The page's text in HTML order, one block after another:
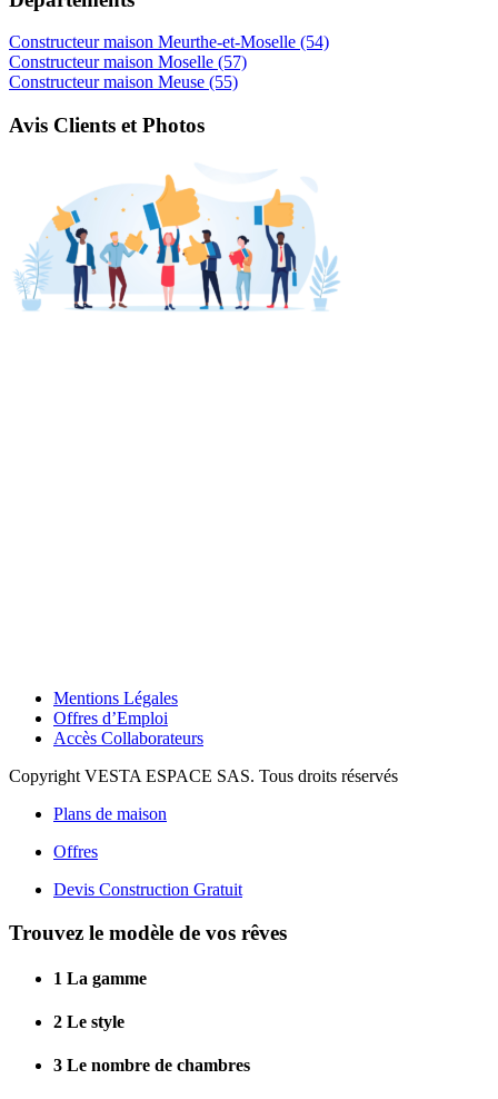
Constructeur maison Meurthe-et-Moselle (54)
Constructeur maison Moselle (57)
Constructeur maison Meuse (55)
Avis Clients et Photos
Mentions Légales
Offres d’Emploi
Accès Collaborateurs
Copyright VESTA ESPACE SAS. Tous droits réservés
Plans de maison
Offres
Devis Construction Gratuit
Trouvez le modèle de vos rêves
1 La gamme
2 Le style
3 Le nombre de chambres